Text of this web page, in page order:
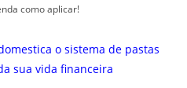
como aplicar!